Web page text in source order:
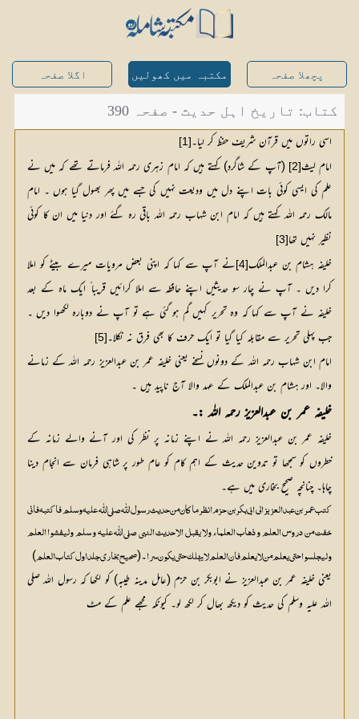
پچھلا صفحہ مکتبہ میں کھولیں اگلا صفحہ
کتاب: تاریخ اہل حدیث - صفحہ 390
اسی راتوں میں قرآن شریف حفظ کر لیا۔[1]
امام لیث[2]
نظیر نہیں تھا[3]
خلیفہ ہشام بن عبدالملک[4]
کرا دیں ۔ آپ نے چار سو حدیثیں اپنے حافظہ سے املا کرائیں قریبا ً ایک ماہ کے بعد
جب پہلی تحریر سے مقابلہ کیا گیا تو ایک حرف کا بھی فرق نہ نکلا۔[5]
امام ابن شہاب رحمہ اللہ کے دونوں نسخے یعنی خلیفہ عمر بن عبدالعزیز رحمہ اللہ کے زمانے
والا۔ اور ہشام بن عبدالملک کے عہد والا آج ناپید ہیں ۔
خلیفہ عمر بن عبدالعزیز رحمہ اللہ :۔
خلیفہ عمر بن عبدالعزیز رحمہ اللہ نے اپنے زمانہ پر نظر کی اور آنے والے زمانہ کے
خطروں کو سمجھا تو تدوین حدیث کے اہم کام کو عام طور پر شاہی فرمان سے انجام دینا
چاہا۔ چنانچہ صحیح بخاری میں ہے۔
کتب عمر بن عبدالعزیز الی ابی بکر بن حزم انظر ما کان من حدیث رسول اللّٰہ صلی اللّٰہ علیہ و سلم فاکتبہ فانی
خفت من دروس العلم و ذھاب العلماء ولا یقبل الاحدیث النبی صلی اللّٰہ علیہ و سلم ولیفشوا العلم
ولیجلسوا حتی یعلم من لا یعلم فان العلم لا یھلک حتی یکون سرا۔(صحیح بخاری جلد اول کتاب العلم)
یعنی خلیفہ عمر بن عبدالعزیز نے ابوبکر بن حزم (عامل مدینہ طیبہ) کو لکھا کہ رسول اللہ صلی
اللہ علیہ وسلم کی حدیث کو دیکھ بھال کر لکھ لو۔ کیونکہ مجھے علم کے مٹ